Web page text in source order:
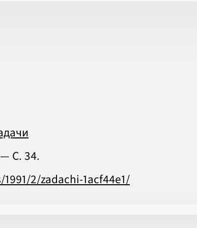
С. 34.
2/zadachi-1acf44e1/